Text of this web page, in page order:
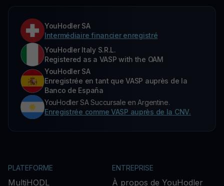
YouHodler SA
Intermédiaire financier enregistré
YouHodler Italy S.R.L.
Registered as a VASP with the OAM
YouHodler SA
Enregistrée en tant que VASP auprès de la
Banco de España
YouHodler SA Succursale en Argentine.
Enregistrée comme VASP auprès de la CNV.
PLATEFORME
MultiHODL
ENTREPRISE
À propos de YouHodler